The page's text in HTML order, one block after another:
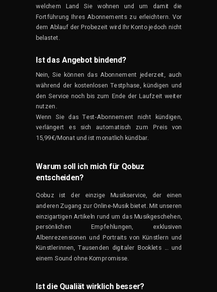
Warum soll ich mich für Qobuz
entscheiden?
Qobuz ist der einzige Musikservice, der einen
anderen Zugang zur Online-Musik bietet. Mit unseren
einzigartigen Artikeln rund um das Musikgeschehen,
persönlichen Empfehlungen, exklusiven
Albenrezensionen und Portraits von Künstlern und
Künstlerinnen, Tausenden digitaler Booklets ... und
einem Sound ohne Kompromisse.
Ist das Angebot bindend?
Nein, Sie können das Abonnement jederzeit, auch
während der kostenlosen Testphase, kündigen und
den Service noch bis zum Ende der Laufzeit weiter
nutzen.
Wenn Sie das Test-Abonnement nicht kündigen,
verlängert es sich automatisch zum Preis von
15,99€/Monat und ist monatlich kündbar.
Ist die Qualiät wirklich besser?
welchem Land Sie wohnen und um damit die
Fortführung Ihres Abonnements zu erleichtern. Vor
dem Ablauf der Probezeit wird Ihr Konto jedoch nicht
belastet.